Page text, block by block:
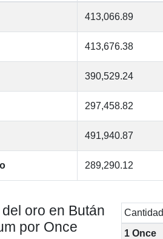
413,066.89
413,676.38
390,529.24
297,458.82
491,940.87
289,290.12
oro en Bután
por Once
Cantidad
1 Once